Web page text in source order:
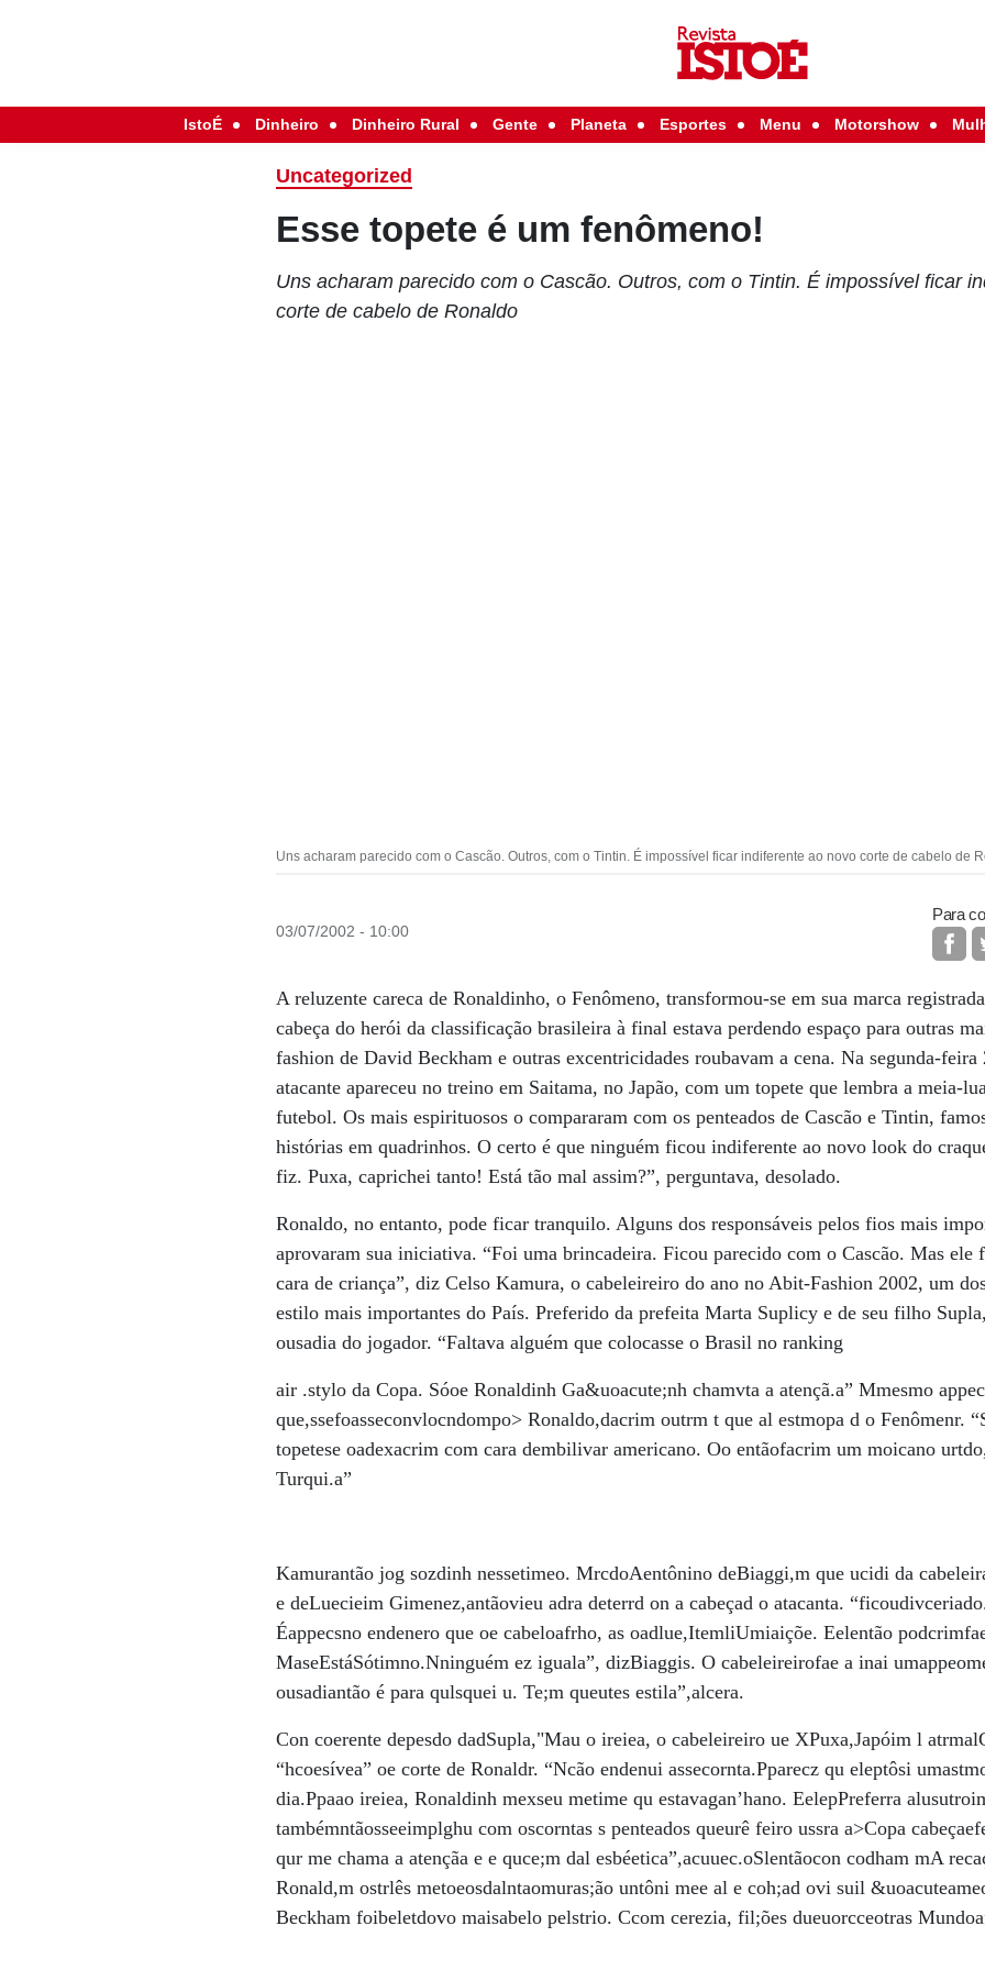
IstoÉ Dinheiro Dinheiro Rural Gente Planeta Esportes Menu Motorshow
Uncategorized
Esse topete é um fenômeno!
Uns acharam parecido com o Cascão. Outros, com o Tintin. É impossível ficar
corte de cabelo de Ronaldo
Uns acharam parecido com o Cascão. Outros, com o Tintin. É impossível ficar indiferente ao novo corte de cabelo de
03/07/2002 - 10:00
Para
A reluzente careca de Ronaldinho, o Fenômeno, transformou-se em sua marca
cabeça do herói da classificação brasileira à final estava perdendo espaço para outras
fashion de David Beckham e outras excentricidades roubavam a cena. Na segunda-
atacante apareceu no treino em Saitama, no Japão, com um topete que lembra a meia-
futebol. Os mais espirituosos o compararam com os penteados de Cascão e Tintin,
histórias em quadrinhos. O certo é que ninguém ficou indiferente ao novo look do
fiz. Puxa, caprichei tanto! Está tão mal assim?”, perguntava, desolado.
Ronaldo, no entanto, pode ficar tranquilo. Alguns dos responsáveis pelos fios mais
aprovaram sua iniciativa. “Foi uma brincadeira. Ficou parecido com o Cascão. Mas
cara de criança”, diz Celso Kamura, o cabeleireiro do ano no Abit-Fashion 2002, um
estilo mais importantes do País. Preferido da prefeita Marta Suplicy e de seu filho
ousadia do jogador. “Faltava alguém que colocasse o Brasil no ranking
air .stylo da Copa. Sóoe Ronaldinh Ga&uoacute;nh chamvta a atençã.a” Mmesmo
que,ssefoasseconvlocndompo> Ronaldo,dacrim outrm t que al estmopa d o Fenômenr.
topetese oadexacrim com cara dembilivar americano. Oo entãofacrim um moicano
Turqui.a”
Kamurantão jog sozdinh nessetimeo. MrcdoAentônino deBiaggi,m que ucidi da
e deLuecieim Gimenez,antãovieu adra deterrd on a cabeçad o atacanta.
Éappecsno endenero que oe cabeloafrho, as oadlue,ItemliUmiaiçõe. Eelentão
MaseEstáSótimno.Nninguém ez iguala”, dizBiaggis. O cabeleireirofae a inai
ousadiantão é para qulsquei u. Te;m queutes estila”,alcera.
Con coerente depesdo dadSupla,"Mau o ireiea, o cabeleireiro ue XPuxa,Japóim l
“hcoesívea” oe corte de Ronaldr. “Ncão endenui assecornta.Pparecz qu eleptôsi
dia.Ppaao ireiea, Ronaldinh mexseu metime qu estavagan’hano. EelepPreferra
tambémntãosseeimplghu com oscorntas s penteados queurê feiro ussra a>Copa
qur me chama a atençãa e e quce;m dal esbéetica”,acuuec.oSlentãocon codham mA
Ronald,m ostrlês metoeosdalntaomuras;ão untôni mee al e coh;ad ovi suil
Beckham foibeletdovo maisabelo pelstrio. Ccom cerezia, fil;ões dueuorcceotras